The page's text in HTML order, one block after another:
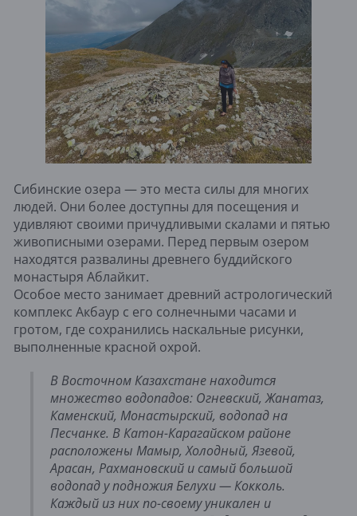
Сибинские озера — это места силы для многих
людей. Они более доступны для посещения и
удивляют своими причудливыми скалами и пятью
живописными озерами. Перед первым озером
находятся развалины древнего буддийского
монастыря Аблайкит.
Особое место занимает древний астрологический
комплекс Акбаур с его солнечными часами и
гротом, где сохранились наскальные рисунки,
выполненные красной охрой.
В Восточном Казахстане находится
множество водопадов: Огневский, Жанатаз,
Каменский, Монастырский, водопад на
Песчанке. В Катон-Карагайском районе
расположены Мамыр, Холодный, Язевой,
Арасан, Рахмановский и самый большой
водопад у подножия Белухи — Кокколь.
Каждый из них по-своему уникален и